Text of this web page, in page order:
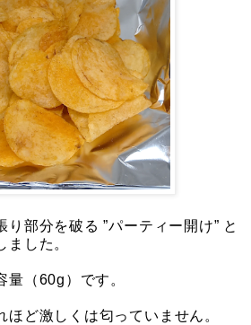
部分を破る ”パーティー開け” と
ました。
量（60g）です。
ほど激しくは匂っていません。